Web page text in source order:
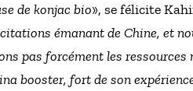
de konjac bio», se félicite
émanant de Chine, et
pas forcément les
booster, fort de son